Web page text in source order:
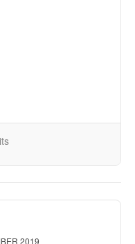
2019